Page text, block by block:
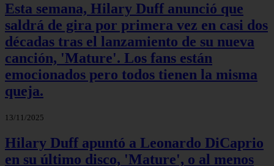
Esta semana, Hilary Duff anunció que
saldrá de gira por primera vez en casi dos
décadas tras el lanzamiento de su nueva
canción, 'Mature'. Los fans están
emocionados pero todos tienen la misma
queja.
13/11/2025
Hilary Duff apuntó a Leonardo DiCaprio
en su último disco, 'Mature', o al menos